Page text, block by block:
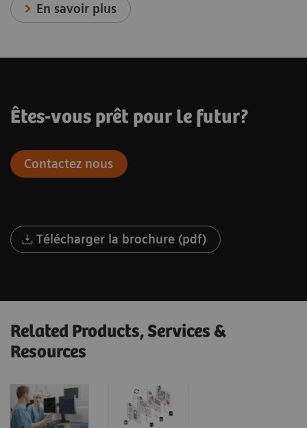
En savoir plus
Êtes-vous prêt pour le futur?
Contactez nous
Télécharger la brochure (pdf)
Related Products, Services &
Resources